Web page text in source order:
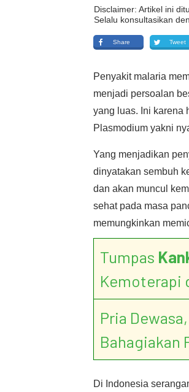
Disclaimer: Artikel ini
Selalu konsultasikan
Share Tweet
Penyakit malaria
menjadi persoalan
yang luas. Ini karena
Plasmodium yakni
Yang menjadikan
dinyatakan sembuh
dan akan muncul
sehat pada masa
memungkinkan
Tumpas
Kemoterapi
Pria
Bahagiakan
Di Indonesia